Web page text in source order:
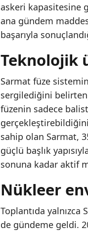
askeri kapasitesine
ana gündem
başarıyla
Teknolojik
Sarmat füze
sergilediğini belirten
füzenin sadece
sahip olan Sarmat,
güçlü başlık
sonuna kadar aktif
Nükleer
Toplantıda
de gündeme geldi.